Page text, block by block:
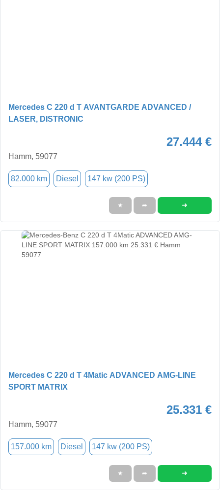
Mercedes C 220 d T AVANTGARDE ADVANCED /
LASER, DISTRONIC
27.444 €
Hamm, 59077
82.000 km Diesel 147 kw (200 PS)
★ ➦ ➜
Mercedes C 220 d T 4Matic ADVANCED AMG-LINE
SPORT MATRIX
25.331 €
Hamm, 59077
157.000 km Diesel 147 kw (200 PS)
★ ➦ ➜